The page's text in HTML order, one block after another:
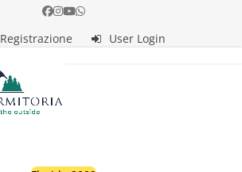
Facebook
Instagram
YouTube
Whatsapp
Registrazione
User Login